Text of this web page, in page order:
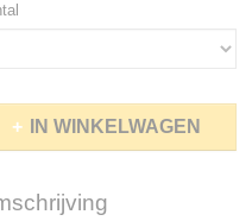
IN WINKELWAGEN